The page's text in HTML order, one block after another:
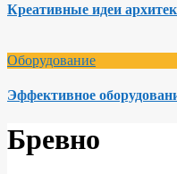
Креативные идеи
Оборудование
Эффективное
Бревно